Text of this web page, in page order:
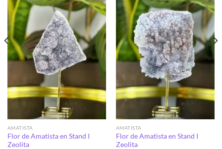
AMATISTA
Flor de Amatista en Stand I
Zeolita
AMATISTA
Flor de Amatista en Stand I
Zeolita